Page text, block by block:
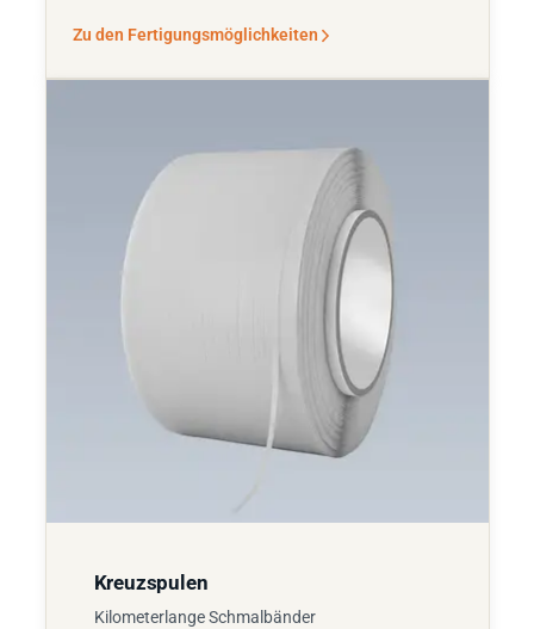
Zu den Fertigungsmöglichkeiten
Kreuzspulen
Kilometerlange Schmalbänder